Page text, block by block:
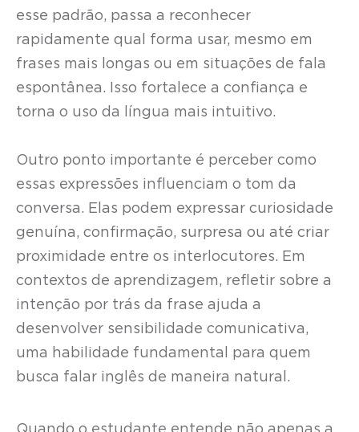
esse padrão, passa a reconhecer
rapidamente qual forma usar, mesmo em
frases mais longas ou em situações de fala
espontânea. Isso fortalece a confiança e
torna o uso da língua mais intuitivo.
Outro ponto importante é perceber como
essas expressões influenciam o tom da
conversa. Elas podem expressar curiosidade
genuína, confirmação, surpresa ou até criar
proximidade entre os interlocutores. Em
contextos de aprendizagem, refletir sobre a
intenção por trás da frase ajuda a
desenvolver sensibilidade comunicativa,
uma habilidade fundamental para quem
busca falar inglês de maneira natural.